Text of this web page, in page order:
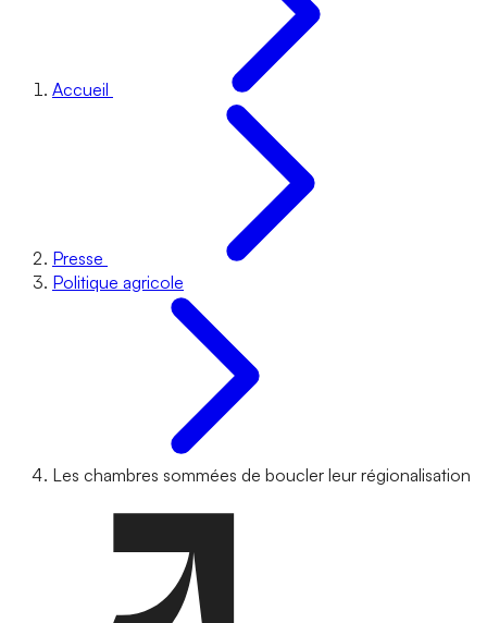
Accueil
Presse
Politique agricole
Les chambres sommées de boucler leur régionalisation